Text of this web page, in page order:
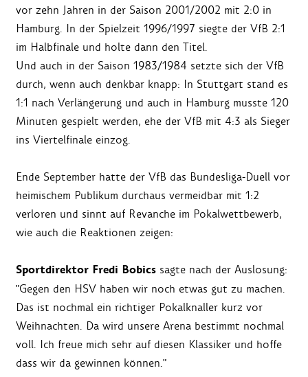
vor zehn Jahren in der Saison 2001/2002 mit 2:0 in
Hamburg. In der Spielzeit 1996/1997 siegte der VfB 2:1
im Halbfinale und holte dann den Titel.
Und auch in der Saison 1983/1984 setzte sich der VfB
durch, wenn auch denkbar knapp: In Stuttgart stand es
1:1 nach Verlängerung und auch in Hamburg musste 120
Minuten gespielt werden, ehe der VfB mit 4:3 als Sieger
ins Viertelfinale einzog.
Ende September hatte der VfB das Bundesliga-Duell vor
heimischem Publikum durchaus vermeidbar mit 1:2
verloren und sinnt auf Revanche im Pokalwettbewerb,
wie auch die Reaktionen zeigen:
Sportdirektor Fredi Bobics sagte nach der Auslosung:
"Gegen den HSV haben wir noch etwas gut zu machen.
Das ist nochmal ein richtiger Pokalknaller kurz vor
Weihnachten. Da wird unsere Arena bestimmt nochmal
voll. Ich freue mich sehr auf diesen Klassiker und hoffe
dass wir da gewinnen können."